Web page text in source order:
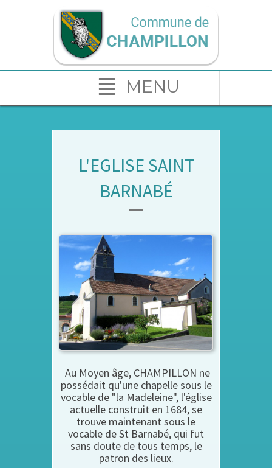
MENU
L'EGLISE SAINT
BARNABÉ
Au Moyen âge, CHAMPILLON ne
possédait qu'une chapelle sous le
vocable de "la Madeleine", l'église
actuelle construit en 1684, se
trouve maintenant sous le
vocable de St Barnabé, qui fut
sans doute de tous temps, le
patron des lieux.